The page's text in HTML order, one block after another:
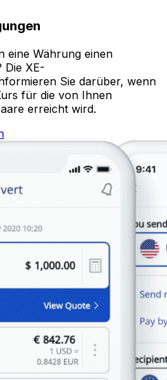
eine Währung einen
Die XE-
Sie darüber, wenn
für die von Ihnen
erreicht wird.